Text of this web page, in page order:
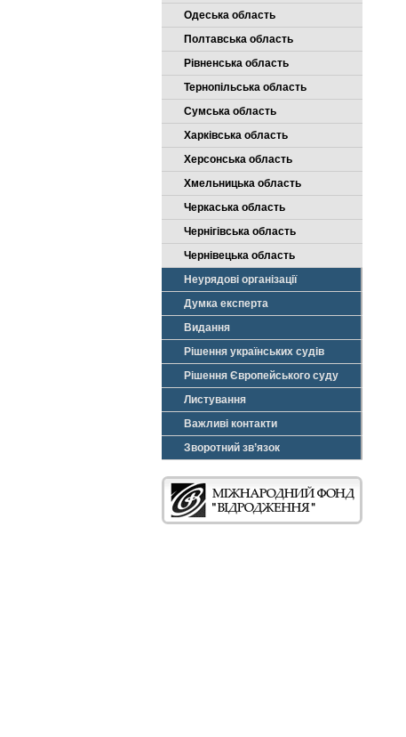
Одеська область
Полтавська область
Рівненська область
Тернопільська область
Сумська область
Харківська область
Херсонська область
Хмельницька область
Черкаська область
Чернігівська область
Чернівецька область
Неурядові організації
Думка експерта
Видання
Рішення українських судів
Рішення Європейського суду
Листування
Важливі контакти
Зворотний зв’язок